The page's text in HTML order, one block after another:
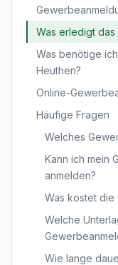
Was erledigt das
Was benötige
Heuthen?
Online-
Häufige Fragen
Welches
Kann ich mein
anmelden?
Was kostet die
Welche
Wie lange